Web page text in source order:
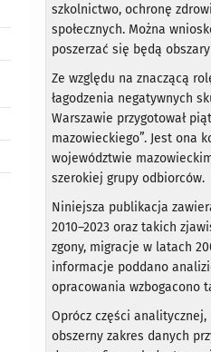
szkolnictwo, ochronę
społecznych. Można
poszerzać się będą
Ze względu na znaczącą
łagodzenia negatywnych
Warszawie przygotował
mazowieckiego”. Jest ona
województwie
szerokiej grupy odbiorców.
Niniejsza publikacja
2010–2023 oraz takich
zgony, migracje w latach
informacje poddano
opracowania wzbogacono
Oprócz części
obszerny zakres danych